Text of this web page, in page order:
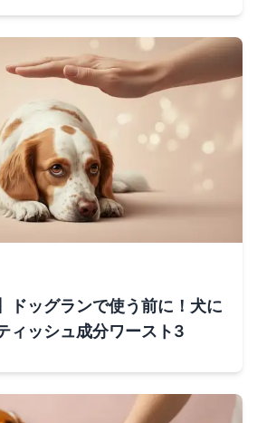
ドッグランで使う前に！犬に
ィッシュ成分ワースト3